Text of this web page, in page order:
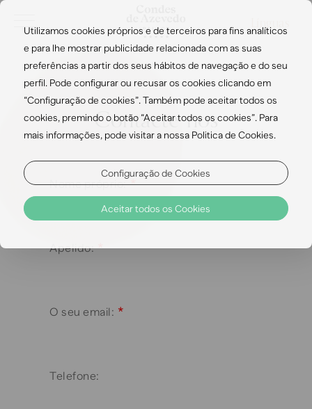
Contacte-nos
Nome próprio: *
Apelido: *
O seu email: *
Telefone:
Utilizamos cookies próprios e de terceiros para fins analíticos
e para lhe mostrar publicidade relacionada com as suas
preferências a partir dos seus hábitos de navegação e do seu
perfil. Pode configurar ou recusar os cookies clicando em
“Configuração de cookies”. Também pode aceitar todos os
cookies, premindo o botão “Aceitar todos os cookies”. Para
mais informações, pode visitar a nossa Politica de Cookies.
Configuração de Cookies
Aceitar todos os Cookies